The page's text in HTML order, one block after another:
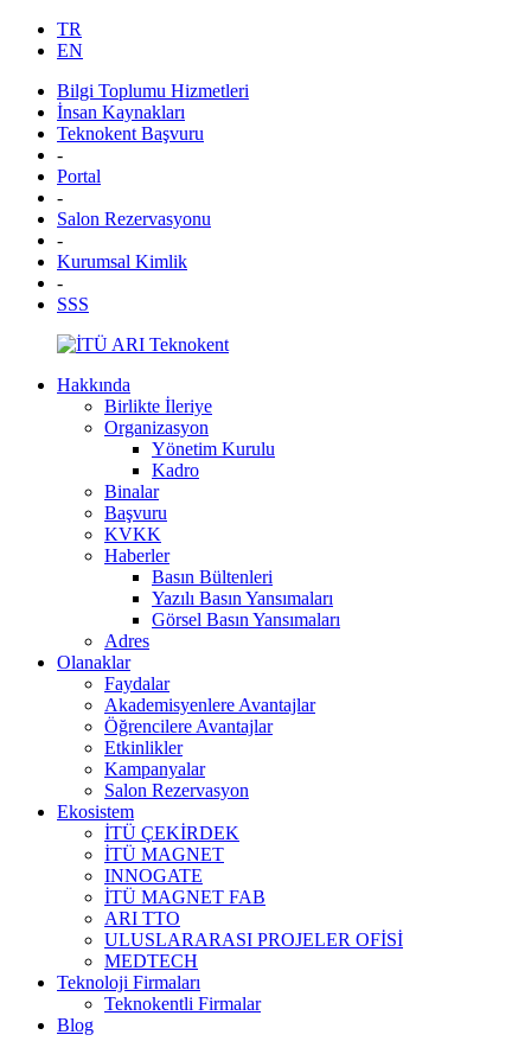
TR
EN
Bilgi Toplumu Hizmetleri
İnsan Kaynakları
Teknokent Başvuru
-
Portal
-
Salon Rezervasyonu
-
Kurumsal Kimlik
-
SSS
Hakkında
Birlikte İleriye
Organizasyon
Yönetim Kurulu
Kadro
Binalar
Başvuru
KVKK
Haberler
Basın Bültenleri
Yazılı Basın Yansımaları
Görsel Basın Yansımaları
Adres
Olanaklar
Faydalar
Akademisyenlere Avantajlar
Öğrencilere Avantajlar
Etkinlikler
Kampanyalar
Salon Rezervasyon
Ekosistem
İTÜ ÇEKİRDEK
İTÜ MAGNET
INNOGATE
İTÜ MAGNET FAB
ARI TTO
ULUSLARARASI PROJELER OFİSİ
MEDTECH
Teknoloji Firmaları
Teknokentli Firmalar
Blog